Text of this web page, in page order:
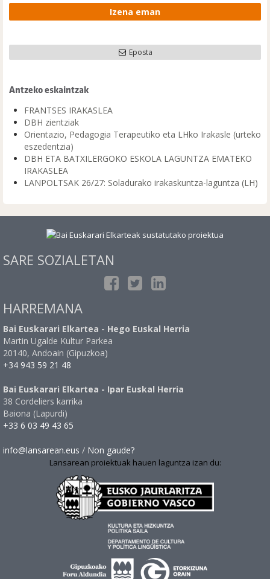
Izena eman
Eposta
Antzeko eskaintzak
FRANTSES IRAKASLEA
DBH zientziak
Orientazio, Pedagogia Terapeutiko eta LHko Irakasle (urteko
eszedentzia)
DBH ETA BATXILERGOKO ESKOLA LAGUNTZA EMATEKO
IRAKASLEA
LANPOLTSAK 26/27: Soladurako irakaskuntza-laguntza (LH)
SARE SOZIALETAN
HARREMANA
Bai Euskarari Elkartea - Hego Euskal Herria
Martin Ugalde Kultur Parkea
20140, Andoain (Gipuzkoa)
+34 943 59 21 48
Bai Euskarari Elkartea - Ipar Euskal Herria
38 Cordeliers karrika
Baiona (Lapurdi)
+33 6 03 49 43 65
info@lansarean.eus / Non gaude?
Lansarean proiektuak hauen laguntza izan du: